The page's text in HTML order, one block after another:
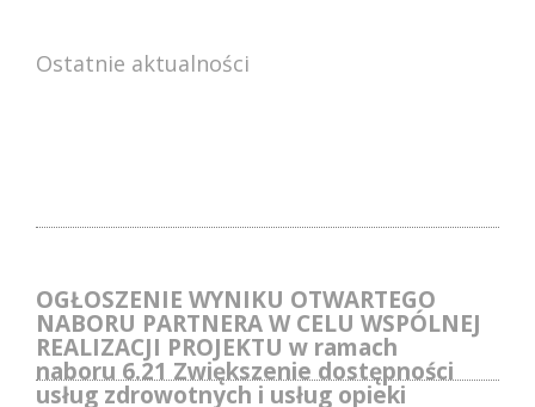
Ostatnie aktualności
OGŁOSZENIE WYNIKU OTWARTEGO
NABORU PARTNERA W CELU WSPÓLNEJ
REALIZACJI PROJEKTU w ramach
naboru 6.21 Zwiększenie dostępności
usług zdrowotnych i usług opieki